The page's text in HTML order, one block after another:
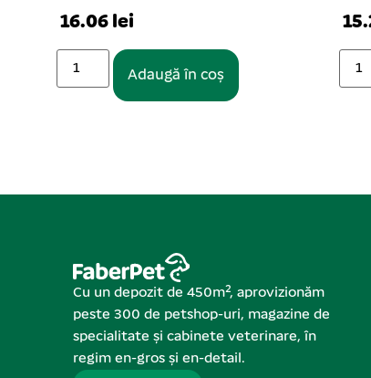
16.06 lei
Adaugă în coș
15.21 lei
Cu un depozit de 450m², aprovizionăm
peste 300 de petshop-uri, magazine de
specialitate și cabinete veterinare, în
regim en-gros și en-detail.